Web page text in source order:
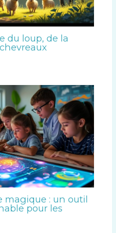
du loup, de la
magique : un outil
pour les